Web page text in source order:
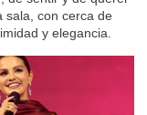
sala, con cerca de
y elegancia.